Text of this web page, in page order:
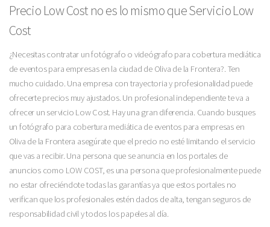
Precio Low Cost no es lo mismo que Servicio Low
Cost
¿Necesitas contratar un fotógrafo o videógrafo para cobertura mediática
de eventos para empresas en la ciudad de Oliva de la Frontera?. Ten
mucho cuidado. Una empresa con trayectoria y profesionalidad puede
ofrecerte precios muy ajustados. Un profesional independiente te va a
ofrecer un servicio Low Cost. Hay una gran diferencia. Cuando busques
un fotógrafo para cobertura mediática de eventos para empresas en
Oliva de la Frontera asegúrate que el precio no esté limitando el servicio
que vas a recibir. Una persona que se anuncia en los portales de
anuncios como LOW COST, es una persona que profesionalmente puede
no estar ofreciéndote todas las garantías ya que estos portales no
verifican que los profesionales estén dados de alta, tengan seguros de
responsabilidad civil y todos los papeles al día.